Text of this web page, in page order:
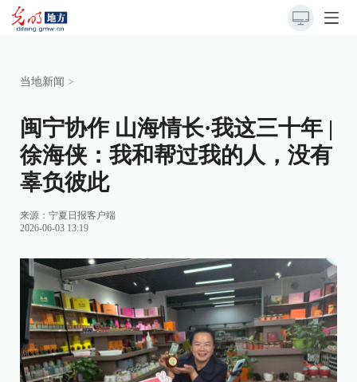
当地新闻 >
闽宁协作 山海情长·我这三十年 |
徐海侠：我和帮过我的人，没有
辜负彼此
来源： 宁夏日报客户端
2026-06-03 13:19